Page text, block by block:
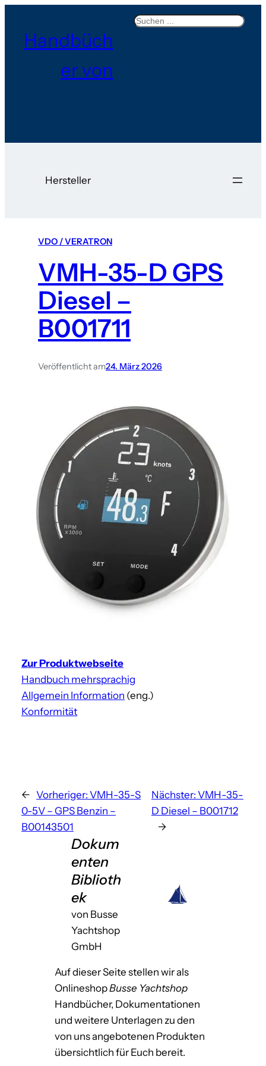
Search
Handbüch
er von
Hersteller
VDO / VERATRON
VMH-35-D GPS
Diesel –
B001711
Veröffentlicht am24. März 2026
Zur Produktwebseite
Handbuch mehrsprachig
Allgemein Information (eng.)
Konformität
← Vorheriger: VMH-35-S
0-5V – GPS Benzin –
B00143501
Nächster: VMH-35-
D Diesel – B001712
→
Dokum
enten
Biblioth
ek
von Busse
Yachtshop
GmbH
Auf dieser Seite stellen wir als
OnlineshopBusse Yachtshop
Handbücher, Dokumentationen
und weitere Unterlagen zu den
von uns angebotenen Produkten
übersichtlich für Euch bereit.